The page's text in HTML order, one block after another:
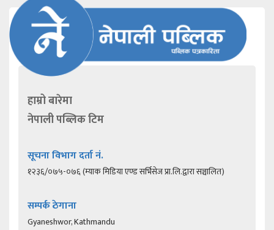
हाम्रो बारेमा
नेपाली पब्लिक टिम
सूचना विभाग दर्ता नं.
१२३६/०७५-०७६ (म्याक मिडिया एण्ड सर्भिसेज प्रा.लि.द्वारा सञ्चालित)
सम्पर्क ठेगाना
Gyaneshwor, Kathmandu